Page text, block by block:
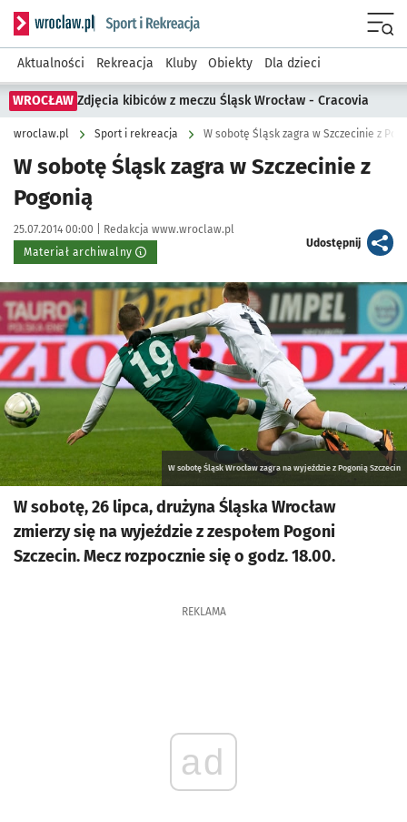
Serwis informacyjny wroclaw.pl podserwis: Sport i rekreacja
Aktualności Rekreacja Kluby Obiekty Dla dzieci
WROCŁAW Zdjęcia kibiców z meczu Śląsk Wrocław - Cracovia
wroclaw.pl Sport i rekreacja W sobotę Śląsk zagra w Szczecinie z
W sobotę Śląsk zagra w Szczecinie z
Pogonią
Data publikacji:
25.07.2014 00:00 | Autor:
Redakcja www.wroclaw.pl
Materiał archiwalny
Udostępnijartykuł
Kliknij, aby powiększyć
W sobotę Śląsk Wrocław zagra na wyjeździe z Pogonią Szczecin
W sobotę, 26 lipca, drużyna Śląska Wrocław
zmierzy się na wyjeździe z zespołem Pogoni
Szczecin. Mecz rozpocznie się o godz. 18.00.
REKLAMA
ad